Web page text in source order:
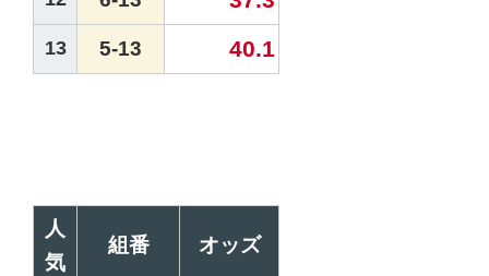
13 5-13 40.1
人
気
組番 オッズ